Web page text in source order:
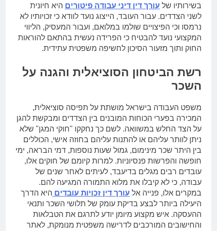
בשירותיו של עורך דין דיני עבודה פיטורים היא חיונית
לשני הצדדים. עבור העובד, הייצוג נועד לוודא כי זכויותיו לא
נרמסו וכי הפיצויים שולמו במלואם, ועבור המעסיק, הליווי
המקצועי נועד להבטיח כי הפרידה נעשית בהתאם להוראות
החוק ותוך מזעור הסיכון לחשיפה משפטית עתידית.
רשת הביטחון הסוציאלית והגנה על
השכר
משפט העבודה בישראל מושתת על תפיסה סוציאלית,
המכירה בפערי הכוחות המובנים בין הצדדים ומבקשת להגן
על הצד החלש במשוואה. לשם כך נחקקו "חוקי המגן" שלא
ניתן לוותר עליהם או להתנות עליהם בחוזה אישי, הכוללים
בין היתר שכר מינימום, גמול שעות נוספות, דמי הבראה, ימי
חופשה והפרשות פנסיוניות. למרות קיומם של חוקים אלו,
עובדים רבים מגלים בדיעבד, לעיתים לאחר שנים של
עבודה, כי לא קיבלו את מלוא התמורה המגיעה להם.
במקרים אלו, פנייה אל עורך דין זכויות עובדים היא הדרך
היעילה ביותר לבצע בדיקת עומק של תלושי השכר ותנאי
ההעסקה. איש מקצוע מיומן יודע לתרגם את הטבלאות
והחישובים המורכבים לדרישה משפטית מנומקת, לאתר